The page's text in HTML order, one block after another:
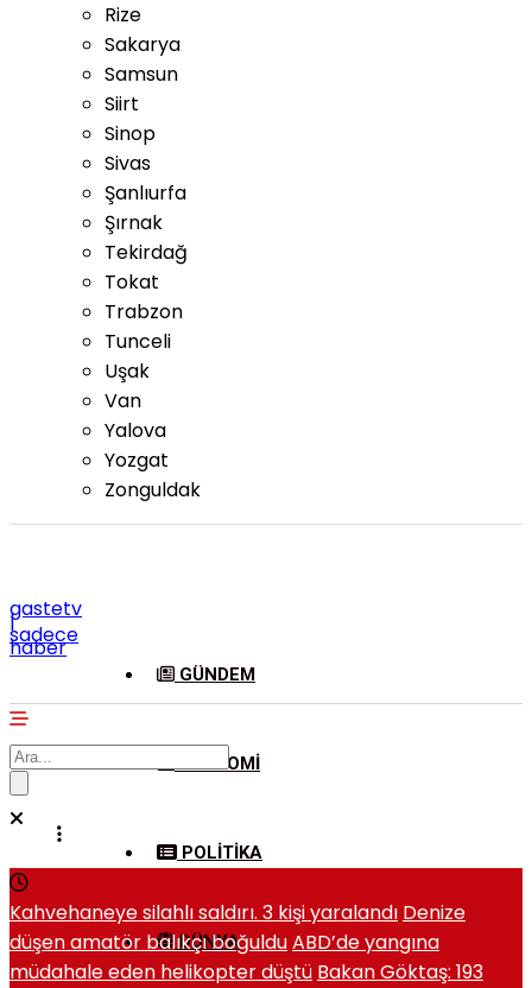
Rize
Sakarya
Samsun
Siirt
Sinop
Sivas
Şanlıurfa
Şırnak
Tekirdağ
Tokat
Trabzon
Tunceli
Uşak
Van
Yalova
Yozgat
Zonguldak
gastetv
|
sadece
haber
GÜNDEM
EKONOMI
POLITIKA
DÜNYA
Kahvehaneye silahlı saldırı. 3 kişi yaralandı Denize
düşen amatör balıkçı boğulduABD’de yangına
müdahale eden helikopter düştü Bakan Göktaş: 193